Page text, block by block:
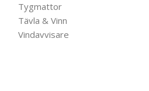
Tygmattor
Tävla & Vinn
Vindavvisare